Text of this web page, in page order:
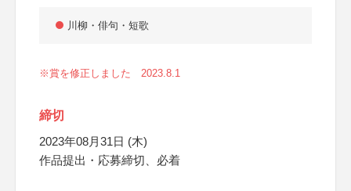
川柳・俳句・短歌
※賞を修正しました 2023.8.1
締切
2023年08月31日 (木)
作品提出・応募締切、必着